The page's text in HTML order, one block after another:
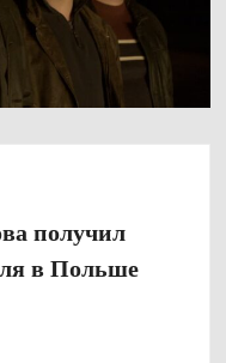
получил
в Польше